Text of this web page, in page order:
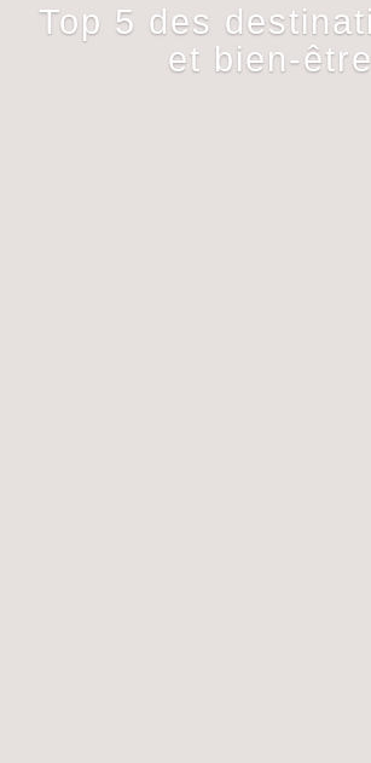
Top 5 des
et bien-être